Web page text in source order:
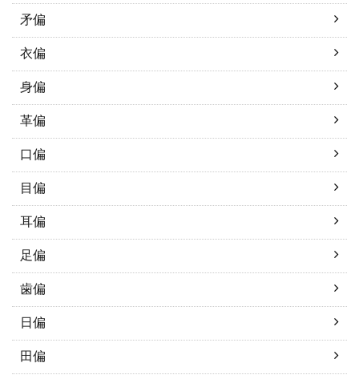
矛偏
衣偏
身偏
革偏
口偏
目偏
耳偏
足偏
歯偏
日偏
田偏